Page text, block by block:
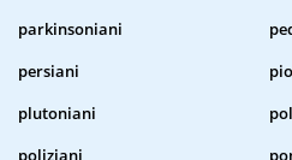
parkinsoniani
persiani
plutoniani
poliziani